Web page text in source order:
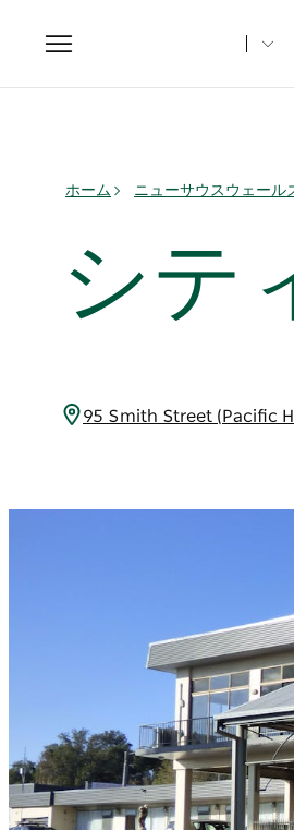
Toggle
navigation
ホーム ニューサウスウェール
シテ
95 Smith Street (Pacific